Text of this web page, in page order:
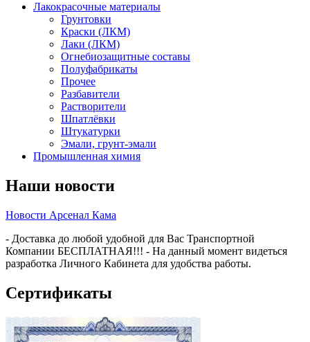
Лакокрасочные материалы
Грунтовки
Краски (ЛКМ)
Лаки (ЛКМ)
Огнебиозащитные составы
Полуфабрикаты
Прочее
Разбавители
Растворители
Шпатлёвки
Штукатурки
Эмали, грунт-эмали
Промышленная химия
Наши новости
Новости Арсенал Кама
- Доставка до любой удобной для Вас Транспортной
Компании БЕСПЛАТНАЯ!!! - На данный момент видеться
разработка Личного Кабинета для удобства работы.
Сертификаты